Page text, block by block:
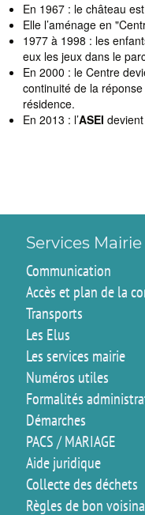
En 1967 : le château
Elle l’aménage en
1977 à 1998 : les
eux les jeux dans le
En 2000 : le Centre
continuité de la
résidence.
En 2013 : l’ASEI
Services Mairie
Communication
Accès et plan de la
Transports
Les Elus
Les services mairie
Numéros utiles
Formalités
Démarches
PACS / MARIAGE
Aide juridique
Collecte des déchets
Règles de bon